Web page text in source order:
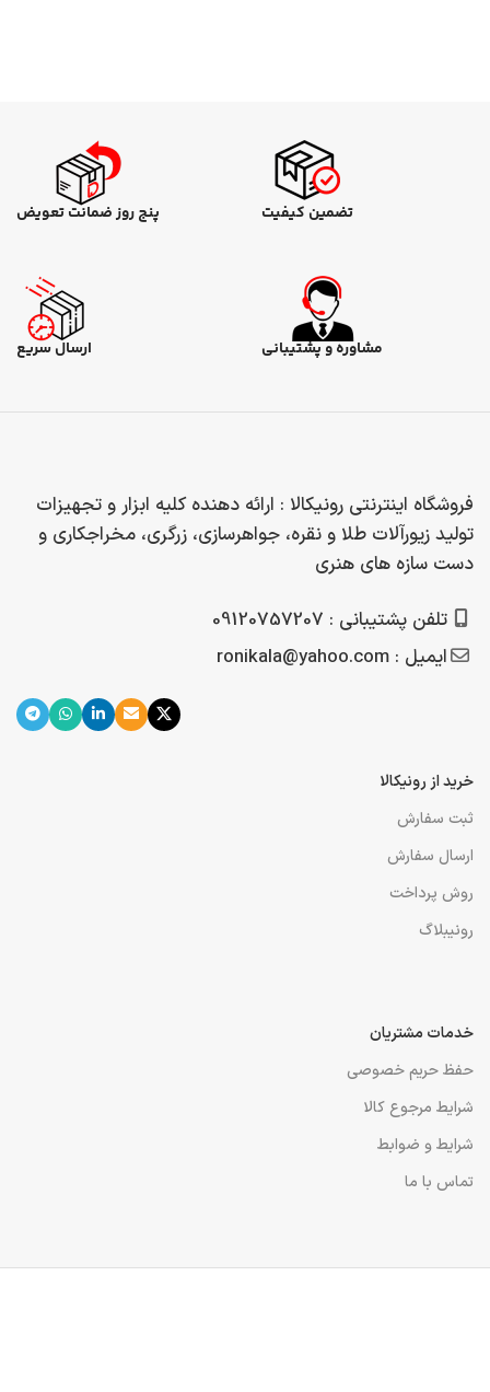
تضمین کیفیت پنج روز ضمانت تعویض
مشاوره و پشتیبانی ارسال سریع
فروشگاه اینترنتی رونیکالا : ارائه دهنده کلیه ابزار و تجهیزات
تولید زیورآلات طلا و نقره، جواهرسازی، زرگری، مخراجکاری و
دست سازه های هنری
تلفن پشتیبانی : 09120757207
ایمیل : ronikala@yahoo.com
خرید از رونیکالا
ثبت سفارش
ارسال سفارش
روش پرداخت
رونیبلاگ
خدمات مشتریان
حفظ حریم خصوصی
شرایط مرجوع کالا
شرایط و ضوابط
تماس با ما